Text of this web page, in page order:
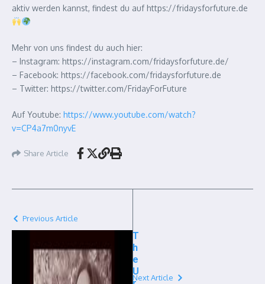
aktiv werden kannst, findest du auf https://fridaysforfuture.de
Mehr von uns findest du auch hier:
– Instagram: https://instagram.com/fridaysforfuture.de/
– Facebook: https://facebook.com/fridaysforfuture.de
– Twitter: https://twitter.com/FridayForFuture
Auf Youtube: https://www.youtube.com/watch?
v=CP4a7m0nyvE
Share Article
Previous Article
T
h
e
U
Next Article